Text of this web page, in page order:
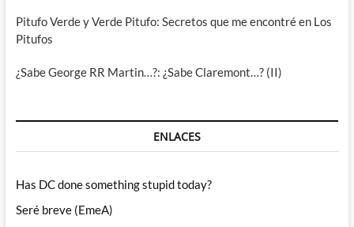
Pitufo Verde y Verde Pitufo: Secretos que me encontré en Los
Pitufos
¿Sabe George RR Martin…?: ¿Sabe Claremont…? (II)
ENLACES
Has DC done something stupid today?
Seré breve (EmeA)